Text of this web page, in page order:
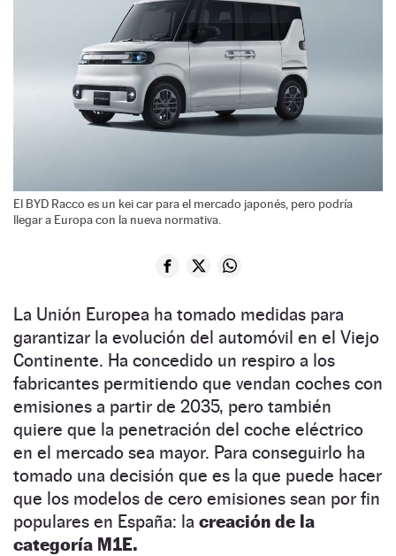
El BYD Racco es un kei car para el mercado japonés, pero podría
llegar a Europa con la nueva normativa.
La Unión Europea ha tomado medidas para
garantizar la evolución del automóvil en el Viejo
Continente. Ha concedido un respiro a los
fabricantes permitiendo que vendan coches con
emisiones a partir de 2035, pero también
quiere que la penetración del coche eléctrico
en el mercado sea mayor. Para conseguirlo ha
tomado una decisión que es la que puede hacer
que los modelos de cero emisiones sean por fin
populares en España: la creación de la
categoría M1E.